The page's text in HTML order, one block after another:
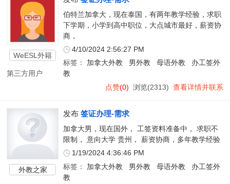
WeESL外籍
第三方用户
伯特兰加拿大，现在泰国，有两年教学经验，求职
下学期，小学到高中职位，大点城市最好，薪资协
商，
4/10/2024 2:56:27 PM
标签： 加拿大外教 男外教 母语外教
办工签外
教
点赞(0) 浏览(2313) 查看详情并联系
外教之家
发布 签证办理-需求
加拿大男，现在国外， 工签资料准备中， 求职不
限制， 意向大学 贵州， 薪资协商，多年教学经验
1/19/2024 4:36:46 PM
标签： 加拿大外教 男外教 母语外教
办工签外
教